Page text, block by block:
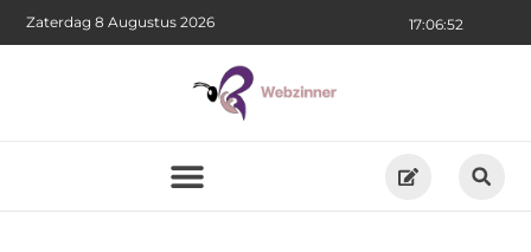
17:06:53
Zaterdag 8 Augustus 2026